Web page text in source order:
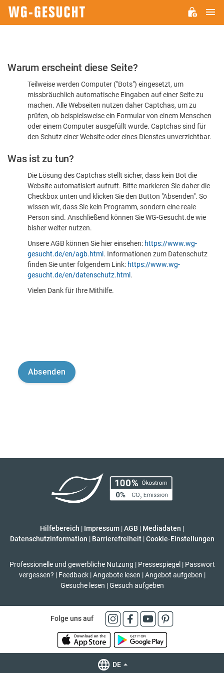
Bitte
dass
sind
Warum erscheint diese Seite?
Teilweise werden Computer ("Bots") eingesetzt, um
missbräuchlich automatische Eingaben auf einer Seite zu
machen. Alle Webseiten nutzen daher Captchas, um zu
prüfen, ob beispielsweise ein Formular von einem Menschen
oder einem Computer ausgefüllt wurde. Captchas sind für
den Schutz einer Website oder eines Dienstes unverzichtbar.
Was ist zu tun?
Die Lösung des Captchas stellt sicher, dass kein Bot die
Website automatisiert aufruft. Bitte markieren Sie daher die
Checkbox unten und klicken Sie den Button "Absenden". So
wissen wir, dass Sie kein Programm, sondern eine reale
Person sind. Anschließend können Sie WG-Gesucht.de wie
bisher weiter nutzen.
Unsere AGB können Sie hier einsehen: https://www.wg-
gesucht.de/en/agb.html . Informationen zum Datenschutz
finden Sie unter folgendem Link: https://www.wg-
gesucht.de/en/datenschutz.html .
Vielen Dank für Ihre Mithilfe.
Hilfebereich | Impressum |AGB | Mediadaten |
Datenschutzinformation | Barrierefreiheit | Cookie-Einstellungen
Professionelle und gewerbliche Nutzung | Pressespiegel | Passwort
vergessen? | Feedback | Angebote lesen | Angebot aufgeben |
Gesuche lesen | Gesuch aufgeben
Folge uns auf
DE